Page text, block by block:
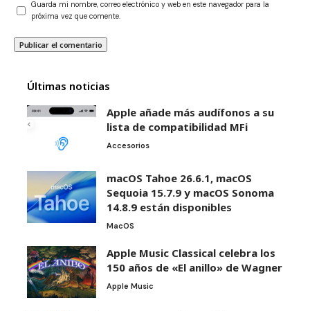
Guarda mi nombre, correo electrónico y web en este navegador para la
próxima vez que comente.
Últimas noticias
Apple añade más audífonos a su
lista de compatibilidad MFi
Accesorios
macOS Tahoe 26.6.1, macOS
Sequoia 15.7.9 y macOS Sonoma
14.8.9 están disponibles
MacOS
Apple Music Classical celebra los
150 años de «El anillo» de Wagner
Apple Music